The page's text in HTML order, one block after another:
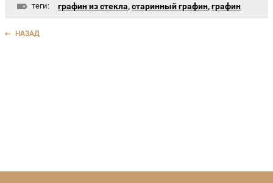
теги: графин из стекла,старинный графин,графин
НАЗАД